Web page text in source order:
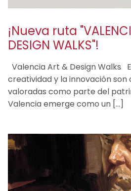
¡Nueva ruta
DESIGN WALKS"!
Valencia Art & Design Walks
creatividad y la innovación son
valoradas como parte del
Valencia emerge como un […]